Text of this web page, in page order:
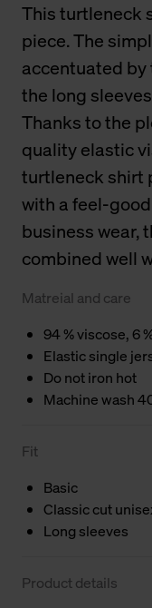
This turtleneck
piece. The
accentuated
the long
Thanks to the
quality elastic
turtleneck shirt
with a feel-
business wear,
combined well
Matreial and care
94 % viscose, 6
Elastic single
Do not iron hot
Machine wash
Fit
Basic
Classic cut
Long sleeves
Product details